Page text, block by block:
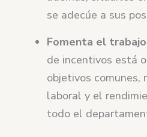
se adecúe a sus
Fomenta el
de incentivos está
objetivos comunes,
laboral y el
todo el